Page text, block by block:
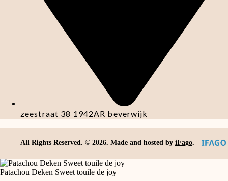
zeestraat 38 1942AR beverwijk
All Rights Reserved. © 2026. Made and hosted by iFago.
Patachou Deken Sweet touile de joy